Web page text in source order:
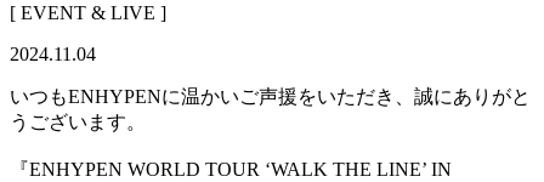
[ EVENT & LIVE ]
2024.11.04
いつもENHYPENに温かいご声援をいただき、誠にありがと
うございます。
『ENHYPEN WORLD TOUR ‘WALK THE LINE’ IN